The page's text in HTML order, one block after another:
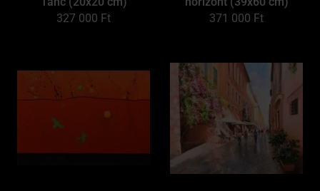
327 000 Ft
371 000 Ft